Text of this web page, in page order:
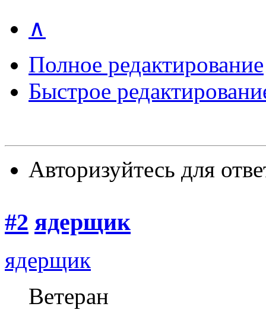
∧
Полное редактирование
Быстрое
Авторизуйтесь для
#2 ядерщик
ядерщик
Ветеран